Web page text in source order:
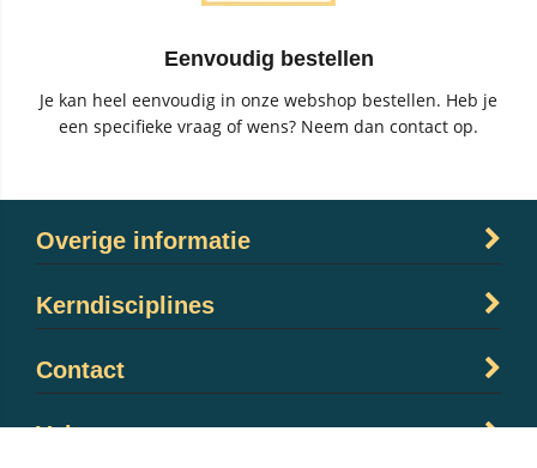
Eenvoudig bestellen
Je kan heel eenvoudig in onze webshop bestellen. Heb je
een specifieke vraag of wens? Neem dan contact op.
Overige informatie
Kerndisciplines
Contact
Volg ons